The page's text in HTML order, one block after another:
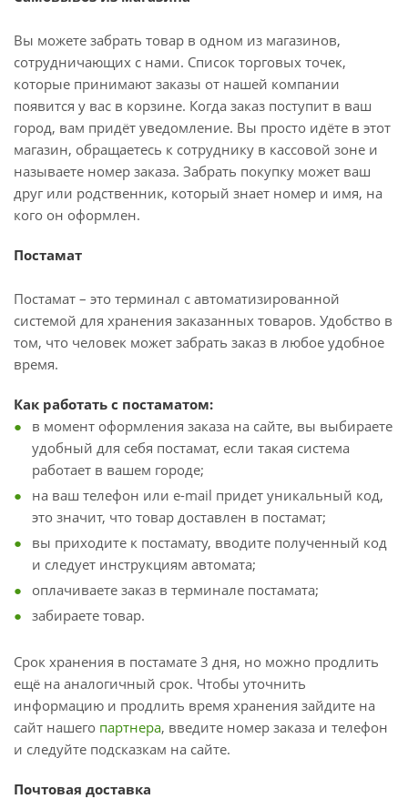
Вы можете забрать товар в одном из магазинов,
сотрудничающих с нами. Список торговых точек,
которые принимают заказы от нашей компании
появится у вас в корзине. Когда заказ поступит в ваш
город, вам придёт уведомление. Вы просто идёте в этот
магазин, обращаетесь к сотруднику в кассовой зоне и
называете номер заказа. Забрать покупку может ваш
друг или родственник, который знает номер и имя, на
кого он оформлен.
Постамат
Постамат – это терминал с автоматизированной
системой для хранения заказанных товаров. Удобство в
том, что человек может забрать заказ в любое удобное
время.
Как работать с постаматом:
в момент оформления заказа на сайте, вы выбираете
удобный для себя постамат, если такая система
работает в вашем городе;
на ваш телефон или e-mail придет уникальный код,
это значит, что товар доставлен в постамат;
вы приходите к постамату, вводите полученный код
и следует инструкциям автомата;
оплачиваете заказ в терминале постамата;
забираете товар.
Срок хранения в постамате 3 дня, но можно продлить
ещё на аналогичный срок. Чтобы уточнить
информацию и продлить время хранения зайдите на
сайт нашего партнера, введите номер заказа и телефон
и следуйте подсказкам на сайте.
Почтовая доставка